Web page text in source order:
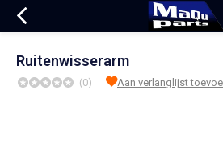
Ruitenwisserarm
(0) Aan verlanglijst